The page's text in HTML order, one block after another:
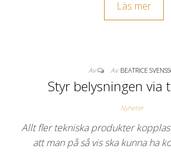
Läs mer
Av Av BEATRICE
Styr belysningen via
Nyheter
Allt fler tekniska produkter
att man på så vis ska kunna ha